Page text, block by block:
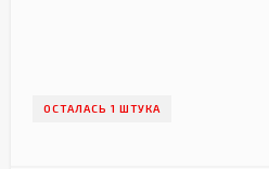
ОСТАЛАСЬ 1 ШТУКА